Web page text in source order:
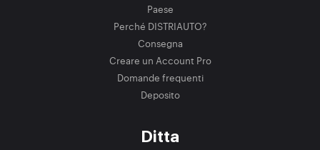
Paese
Perché DISTRIAUTO?
Consegna
Creare un Account Pro
Domande frequenti
Deposito
Ditta